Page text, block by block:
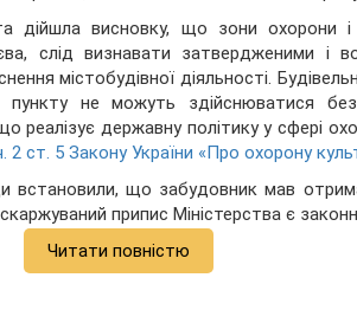
дійшла висновку, що зони охорони і
слід визнавати затвердженими і
містобудівної діяльності.
пункту не можуть здійснюватися
реалізує державну політику у сфері
2 ст. 5 Закону України «Про охорону
встановили, що забудовник мав
припис Міністерства є
Читати повністю